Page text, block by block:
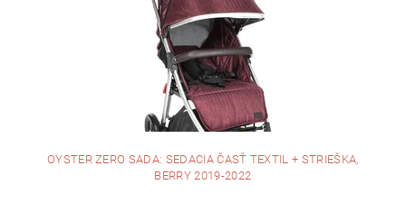
OYSTER ZERO SADA: SEDACIA ČASŤ TEXTIL + STRIEŠKA,
BERRY 2019-2022